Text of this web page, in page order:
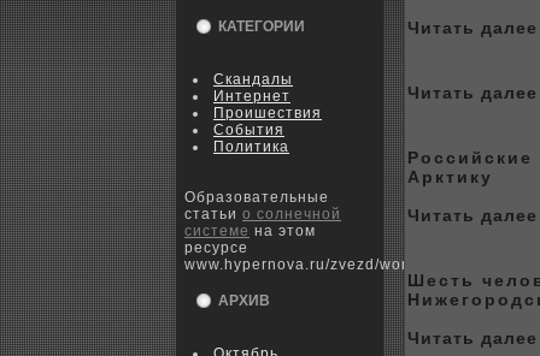
КАТЕГОРИИ
Скандалы
Интернет
Пpoишествия
События
Политика
Образовательные
статьи о солнечной
системе на этом
ресурсе
www.hypernova.ru/zvezd/world
АРХИВ
Читать
Читать
Российские
Арктику
Читать
Шесть
Читать